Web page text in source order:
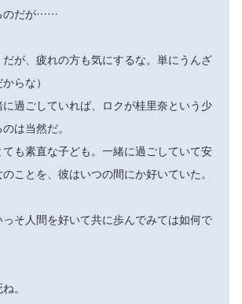
のだが……
が、疲れの方も気にするな。単にうんざ
らな）
過ごしていれば、ロクが桂里奈という少
は当然だ。
も素直な子ども。一緒に過ごしていて安
ことを、彼はいつの間にか好いていた。
そ人間を好いて共に歩んでみては如何で
。